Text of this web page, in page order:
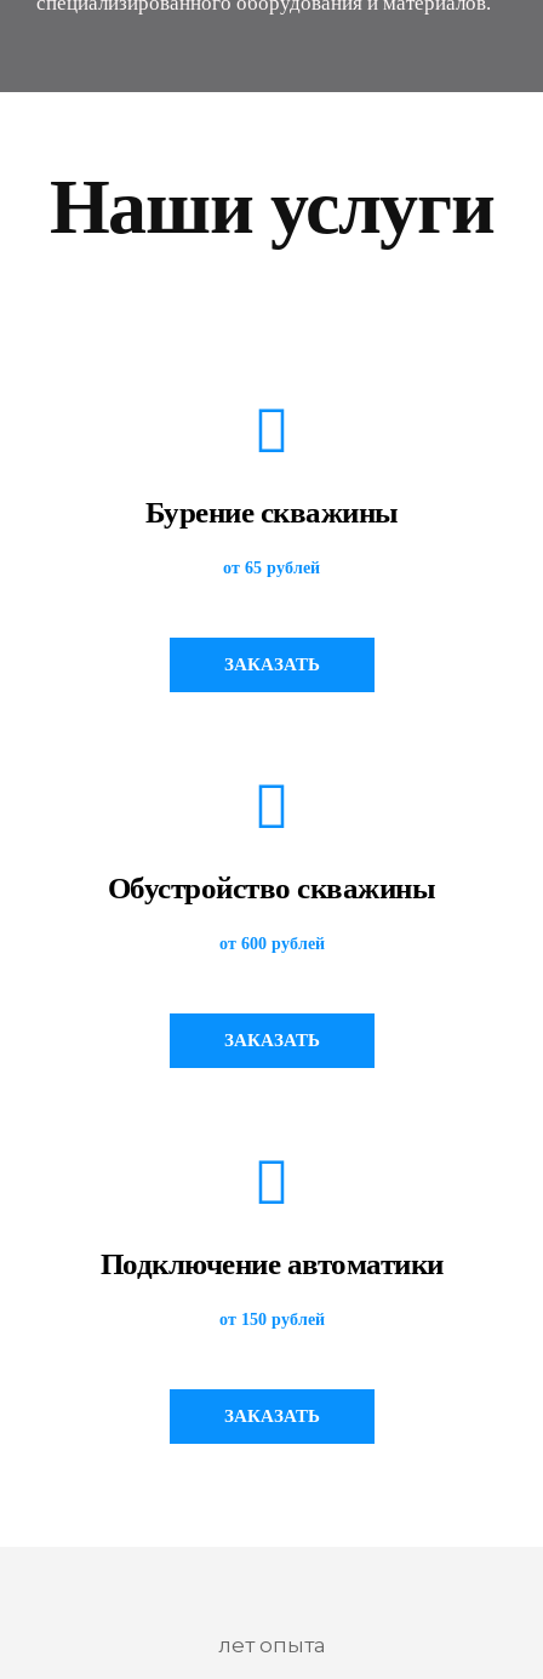
Наши услуги
Бурение скважины
от 65 рублей
ЗАКАЗАТЬ
Обустройство скважины
от 600 рублей
ЗАКАЗАТЬ
Подключение автоматики
от 150 рублей
ЗАКАЗАТЬ
лет опыта